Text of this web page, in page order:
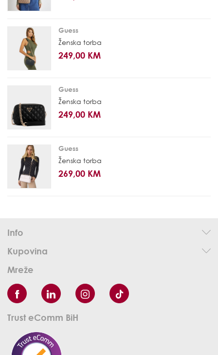
Guess
Ženska torba
249,00 KM
Guess
Ženska torba
249,00 KM
Guess
Ženska torba
269,00 KM
Info
Kupovina
Mreže
Trust eComm BiH